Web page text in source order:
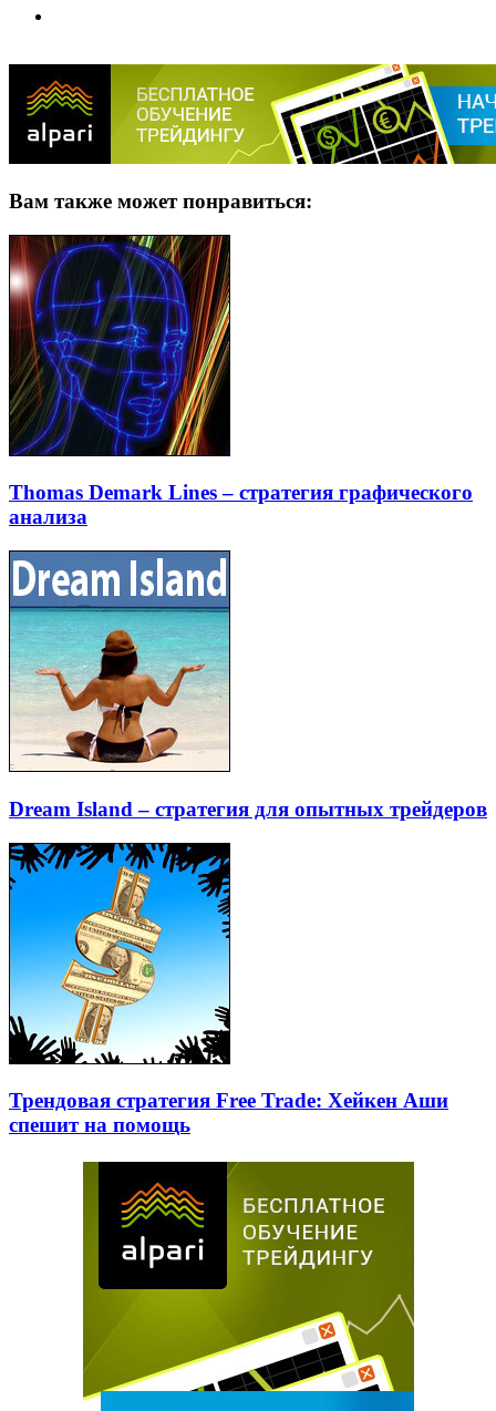
Вам также может понравиться:
Thomas Demark Lines – стратегия графического
анализа
Dream Island – стратегия для опытных трейдеров
Трендовая стратегия Free Trade: Хейкен Аши
спешит на помощь